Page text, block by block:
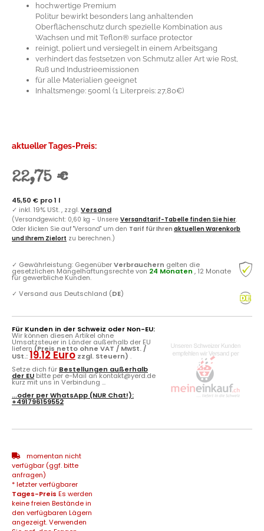
hochwertige Premium
Politur bewirkt besonders lang anhaltenden
Oberflächenschutz durch spezielle Kombination aus
Wachsen und mit Teflon® surface protector
reinigt, poliert und versiegelt in einem Arbeitsgang
verhindert das festsetzen von Schmutz aller Art wie Rost,
Ruß und Industrieemissionen
für alle Materialien geeignet
Inhaltsmenge: 500ml (1 Literpreis: 27,80€)
aktueller Tages-Preis:
22,75 €
45,50 € pro 1 l
✓ inkl. 19% USt. , zzgl.Versand
(Versandgewicht: 0,60 kg - Unsere Versandtarif-Tabelle finden Sie hier.
Oder klicken Sie auf "Versand" um den Tarif für Ihren aktuellen Warenkorb
und Ihrem Zielort zu berechnen.)
✓ Gewährleistung: GegenüberVerbrauchern gelten die
gesetzlichen Mängelhaftungsrechte von 24 Monaten , 12 Monate
für gewerbliche Kunden.
✓ Versand aus Deutschland (DE)
Für Kunden in der Schweiz oder Non-EU:
Wir können diesen Artikel ohne
Umsatzsteuer in Länder außerhalb der EU
liefern (Preis netto ohne VAT / MwSt. /
USt.:19.12 Euro zzgl. Steuern) .
Setze dich für Bestellungen außerhalb
der EU bitte per e-Mail an kontakt@yerd.de
kurz mit uns in Verbindung ...
...oder perWhatsApp (NUR Chat!):
+491796159552
momentan nicht
verfügbar (ggf. bitte
anfragen)
* letzter verfügbarer
Tages-Preis Es werden
keine freien Bestände in
den verfügbaren Lägern
angezeigt. Verwenden